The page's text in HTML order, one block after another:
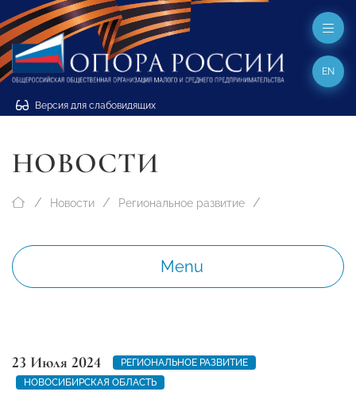
Версия для слабовидящих
EN
НОВОСТИ
Новости Региональное развитие
Menu
23 Июля 2024
РЕГИОНАЛЬНОЕ РАЗВИТИЕ
НОВОСИБИРСКАЯ ОБЛАСТЬ